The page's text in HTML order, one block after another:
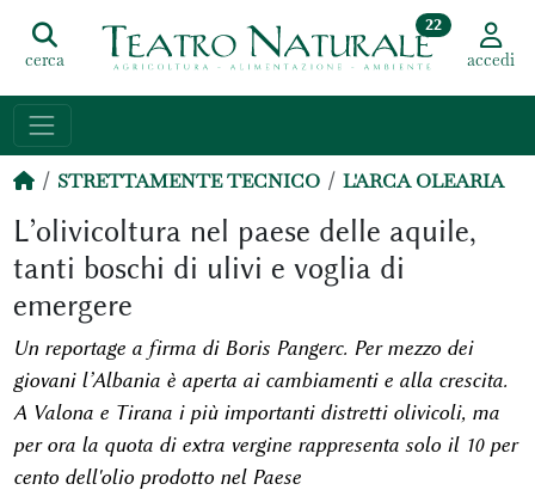
cerca
22
accedi
STRETTAMENTE TECNICO L'ARCA OLEARIA
L’olivicoltura nel paese delle aquile,
tanti boschi di ulivi e voglia di
emergere
Un reportage a firma di Boris Pangerc. Per mezzo dei
giovani l’Albania è aperta ai cambiamenti e alla crescita.
A Valona e Tirana i più importanti distretti olivicoli, ma
per ora la quota di extra vergine rappresenta solo il 10 per
cento dell'olio prodotto nel Paese